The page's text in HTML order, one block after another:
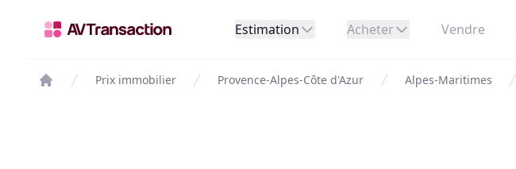
Estimation Acheter Vendre
Prix immobilier Provence-Alpes-Côte d'Azur Alpes-Maritimes